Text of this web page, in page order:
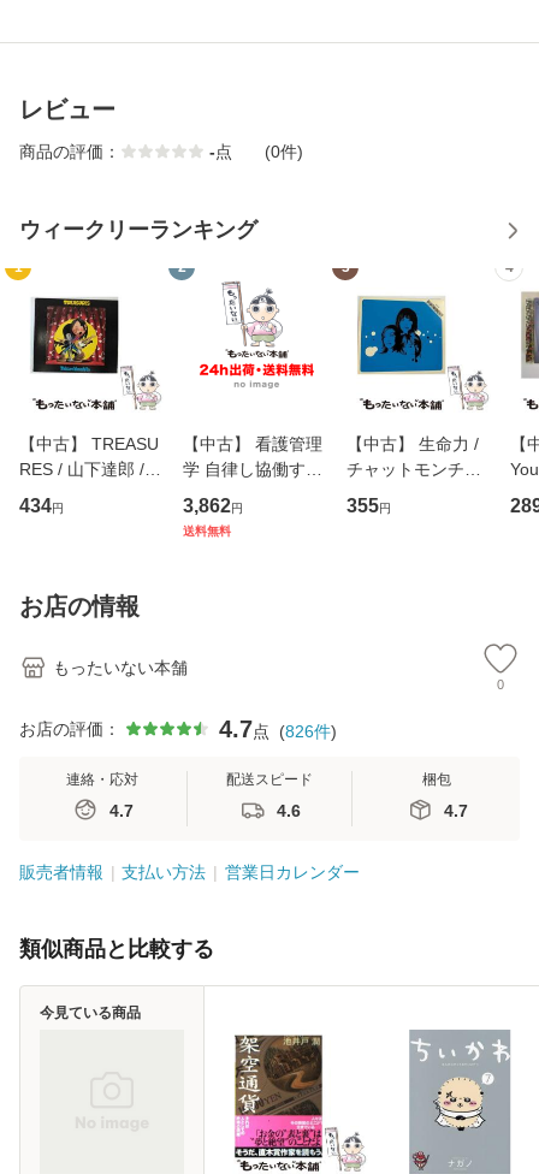
レビュー
商品の評価： -点 (0件)
ウィークリーランキング
1
【中古】 TREASU
RES / 山下達郎 /
イーストウエス
ト・ジャパン [CD]
434円
2
【中古】 看護管理
学 自律し協働する
専門職の看護マネ
ジメントスキル 改
3,862円
送料無料
3
【中古】 生命力 /
チャットモンチー /
キューンレコード
[CD]【メール便送
355円
4
【
のが
お店の情報
もったいない本舗
0
お店の評価： 4.7点 (826件)
連絡・応対
4.7
配送スピード
4.6
梱包
4.7
販売者情報 支払い方法 営業日カレンダー
類似商品と比較する
今見ている商品